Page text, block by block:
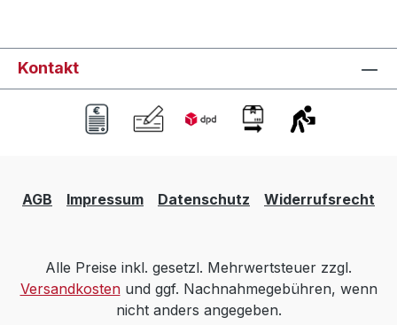
Kontakt
AGB Impressum Datenschutz Widerrufsrecht
Alle Preise inkl. gesetzl. Mehrwertsteuer zzgl.
Versandkostenund ggf. Nachnahmegebühren, wenn
nicht anders angegeben.